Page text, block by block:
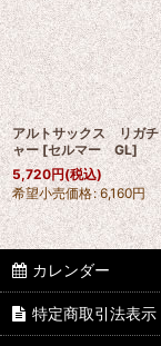
アルトサックス リガチ
ャー [セルマー GL]
5,720円(税込)
希望小売価格: 6,160円
カレンダー
特定商取引法表示